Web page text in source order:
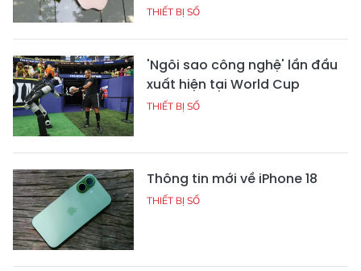
THIẾT BỊ SỐ
'Ngôi sao công nghệ' lần đầu
xuất hiện tại World Cup
THIẾT BỊ SỐ
Thông tin mới về iPhone 18
THIẾT BỊ SỐ